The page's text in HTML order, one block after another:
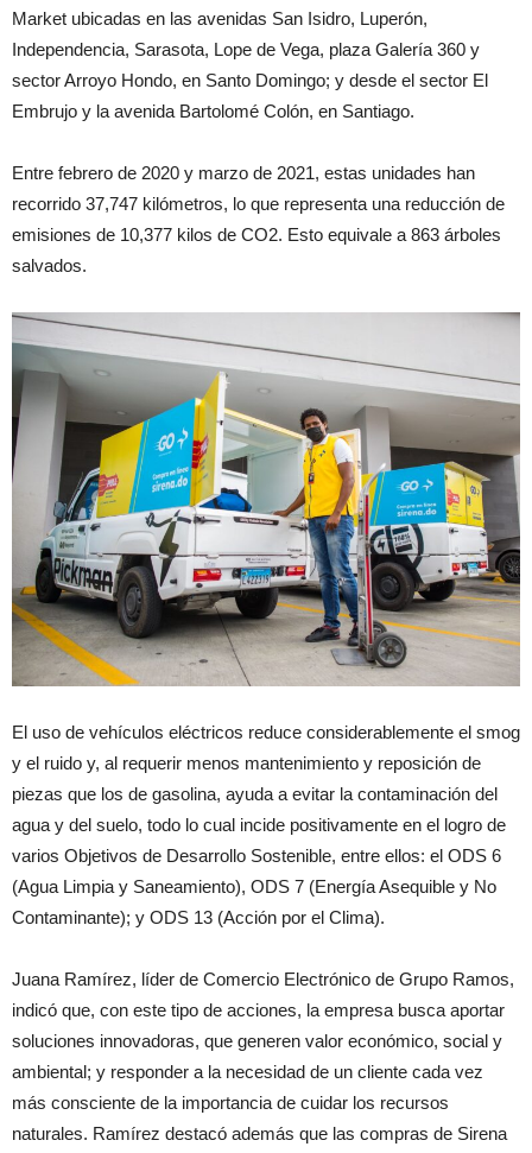
Market ubicadas en las avenidas San Isidro, Luperón,
Independencia, Sarasota, Lope de Vega, plaza Galería 360 y
sector Arroyo Hondo, en Santo Domingo; y desde el sector El
Embrujo y la avenida Bartolomé Colón, en Santiago.
Entre febrero de 2020 y marzo de 2021, estas unidades han
recorrido 37,747 kilómetros, lo que representa una reducción de
emisiones de 10,377 kilos de CO2. Esto equivale a 863 árboles
salvados.
El uso de vehículos eléctricos reduce considerablemente el smog
y el ruido y, al requerir menos mantenimiento y reposición de
piezas que los de gasolina, ayuda a evitar la contaminación del
agua y del suelo, todo lo cual incide positivamente en el logro de
varios Objetivos de Desarrollo Sostenible, entre ellos: el ODS 6
(Agua Limpia y Saneamiento), ODS 7 (Energía Asequible y No
Contaminante); y ODS 13 (Acción por el Clima).
Juana Ramírez, líder de Comercio Electrónico de Grupo Ramos,
indicó que, con este tipo de acciones, la empresa busca aportar
soluciones innovadoras, que generen valor económico, social y
ambiental; y responder a la necesidad de un cliente cada vez
más consciente de la importancia de cuidar los recursos
naturales. Ramírez destacó además que las compras de Sirena